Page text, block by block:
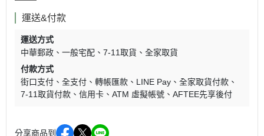
運送&付款
運送方式
中華郵政
一般宅配 7-11取貨
全家取貨
付款方式
街口支付
全支付 轉帳匯款 LINE Pay
全家取貨付款
7-11取貨付款
信用卡 ATM 虛擬帳號 AFTEE先享後付
分享商品到